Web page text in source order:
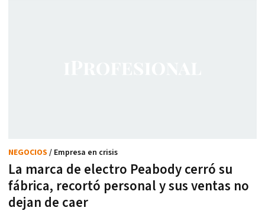
La marca de electro Peabody cerró su
fábrica, recortó personal y sus ventas no
dejan de caer
NEGOCIOS / Empresa en crisis